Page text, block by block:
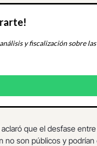
y fiscalización sobre las
que el desfase
no son públicos y podrían